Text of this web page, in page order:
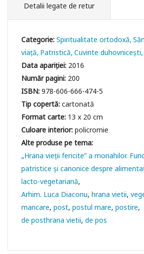
Detalii legate de retur
Categorie:Spiritualitate ortodoxă
viaţă Patristică Cuvinte duhovniceşti
Data apariției: 2016
Număr pagini: 200
ISBN:978-606-666-474-5
Tip copertă:cartonată
Format carte: 13 x 20 cm
Culoare interior:policromie
„Hrana vieţii fericite” a monahilor.
patristice şi canonice despre
lacto-vegetariană
Arhim. Luca Diaconu hrana vietii
mancare post postul mare postire
de posthrana vietii de pos